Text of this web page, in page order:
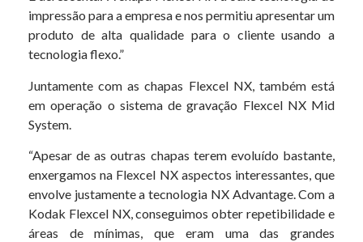
impressão para a empresa e nos permitiu apresentar um
produto de alta qualidade para o cliente usando a
tecnologia flexo.”
Juntamente com as chapas Flexcel NX, também está
em operação o sistema de gravação Flexcel NX Mid
System.
“Apesar de as outras chapas terem evoluído bastante,
enxergamos na Flexcel NX aspectos interessantes, que
envolve justamente a tecnologia NX Advantage. Com a
Kodak Flexcel NX, conseguimos obter repetibilidade e
áreas de mínimas, que eram uma das grandes